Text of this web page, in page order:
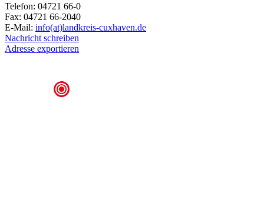
Telefon: 04721 66-0
Fax: 04721 66-2040
E-Mail: info(at)landkreis-cuxhaven.de
Nachricht schreiben
Adresse exportieren